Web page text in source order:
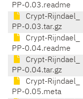
PP-0.03.readme
Crypt-Rijndael_
PP-0.03.tar.gz
Crypt-Rijndael_
PP-0.04.readme
Crypt-Rijndael_
PP-0.04.tar.gz
Crypt-Rijndael_
PP-0.05.meta